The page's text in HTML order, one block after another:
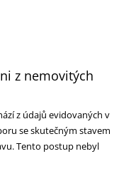
z nemovitých
z údajů evidovaných v
se skutečným stavem
Tento postup nebyl